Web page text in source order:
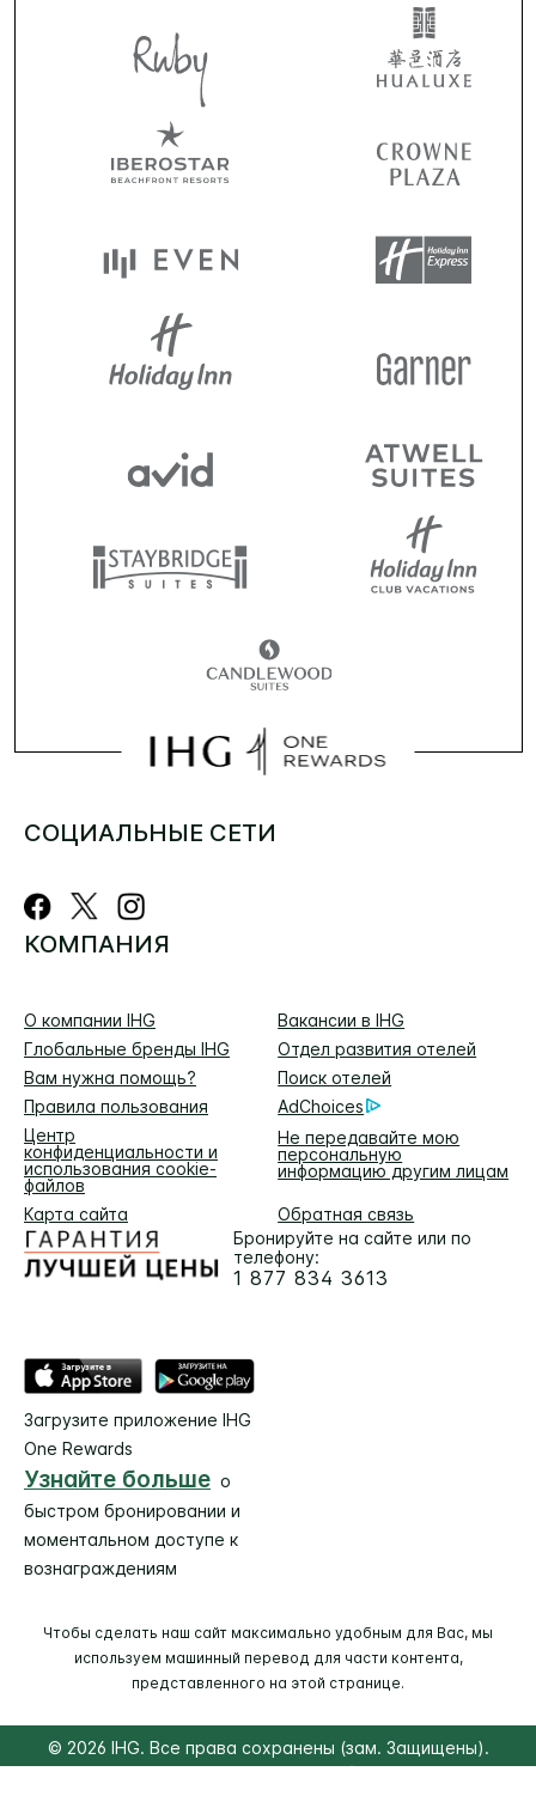
СОЦИАЛЬНЫЕ СЕТИ
КОМПАНИЯ
О компании IHG
Вакансии в IHG
Глобальные бренды IHG
Отдел развития отелей
Вам нужна помощь?
Поиск отелей
Правила пользования
AdChoices
Центр
конфиденциальности и
использования cookie-
файлов
Не передавайте мою
персональную
информацию другим лицам
Карта сайта
Обратная связь
Бронируйте на сайте или по
телефону:
1 877 834 3613
Загрузите приложение IHG
One Rewards
Узнайте больше о
быстром бронировании и
моментальном доступе к
вознаграждениям
Чтобы сделать наш сайт максимально удобным для Вас, мы
используем машинный перевод для части контента,
представленного на этой странице.
© 2026 IHG. Все права сохранены (зам. Защищены).
Большинство отелей находится в собственности и под